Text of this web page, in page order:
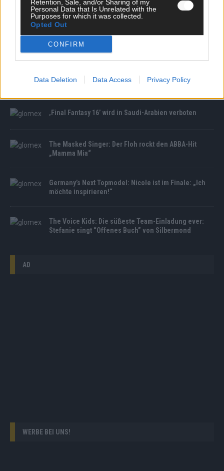
Retention, Sale, and/or Sharing of my
Personal Data that Is Unrelated with the
Purposes for which it was collected.
Opted Out
CONFIRM
Data Deletion Data Access Privacy Policy
The Masked Singer: Gänsehaut pur: Das Mysterium
singt „Say Something“ von A Great Big World
‚Final Fantasy 16’ wird in Saudi-Arabien verboten
The Masked Singer: Der Floh rockt den ABBA-Hit
„Mamma Mia“
Germany’s Next Topmodel: Nicole ist im Finale: „Ich
möchte inspirieren!“
The Voice Kids: Die süßeste Team-Einladung ever:
Stefanie singt “Offenes Buch” von Silbermond
AD
WERBE BEI UNS!